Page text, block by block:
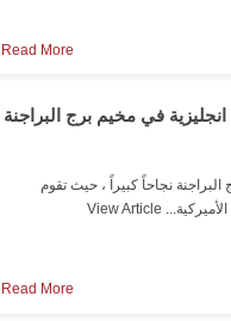
Read More
في مخيم برج البراجنة
نجاحاً كبيراً ، حيث تقوم
View Article
Read More